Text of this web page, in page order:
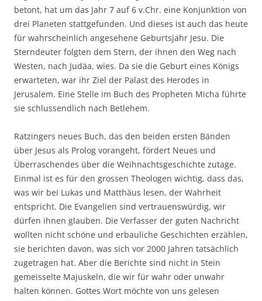
betont, hat um das Jahr 7 auf 6 v.Chr. eine Konjunktion von
drei Planeten stattgefunden. Und dieses ist auch das heute
für wahrscheinlich angesehene Geburtsjahr Jesu. Die
Sterndeuter folgten dem Stern, der ihnen den Weg nach
Westen, nach Judäa, wies. Da sie die Geburt eines Königs
erwarteten, war ihr Ziel der Palast des Herodes in
Jerusalem. Eine Stelle im Buch des Propheten Micha führte
sie schlussendlich nach Betlehem.
Ratzingers neues Buch, das den beiden ersten Bänden
über Jesus als Prolog vorangeht, fördert Neues und
Überraschendes über die Weihnachtsgeschichte zutage.
Einmal ist es für den grossen Theologen wichtig, dass das,
was wir bei Lukas und Matthäus lesen, der Wahrheit
entspricht. Die Evangelien sind vertrauenswürdig, wir
dürfen ihnen glauben. Die Verfasser der guten Nachricht
wollten nicht schöne und erbauliche Geschichten erzählen,
sie berichten davon, was sich vor 2000 Jahren tatsächlich
zugetragen hat. Aber die Berichte sind nicht in Stein
gemeisselte Majuskeln, die wir für wahr oder unwahr
halten können. Gottes Wort möchte von uns gelesen